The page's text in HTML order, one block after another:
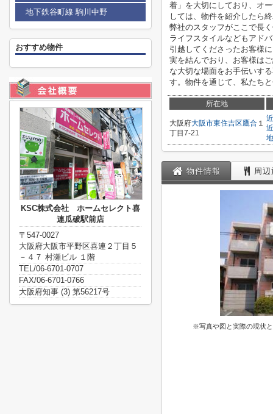
着」を大切にしており、オ
しては、物件を紹介したら
弊社のスタッフがここで長
ライフスタイルなどもアド
引越してくださったお客様
実を結んでおり、お客様は
な大切な場面をお手伝いす
す。物件を通じて、私たち
所在地
大阪府大阪市東住吉区鷹合 １
丁目7-21
物件情報 周
※写真や図と実際の現状
地下鉄谷町線 駒川中野
おすすめ物件
KSC株式会社 ホームセレクト喜
連瓜破駅前店
〒547-0027
大阪府大阪市平野区喜連２丁目５
－４７ 村瀬ビル １階
TEL/06-6701-0707
FAX/06-6701-0766
大阪府知事 (3) 第56217号